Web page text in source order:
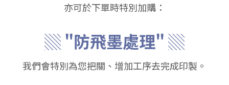
亦可於下單時特別加購：
▒ "防飛墨處理" ▒
我們會特別為您把關、增加工序去完成印製。